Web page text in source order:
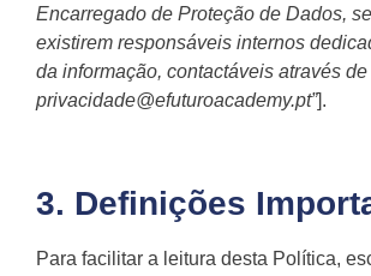
Encarregado de Proteção de Dados,
existirem responsáveis internos
da informação, contactáveis através de
privacidade@efuturoacademy.pt”].
3. Definições
Para facilitar a leitura desta Política,